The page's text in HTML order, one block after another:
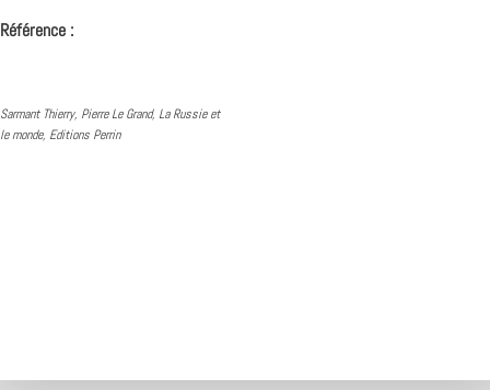
Référence :
Sarmant Thierry, Pierre Le Grand, La Russie et
le monde, Editions Perrin